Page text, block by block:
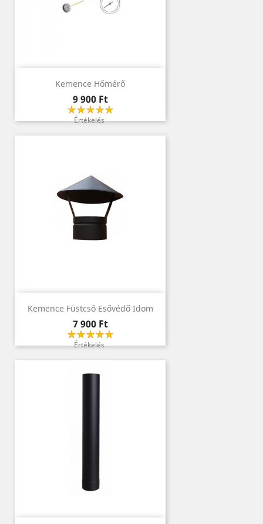
Kemence Hőmérő
Ár
9 900 Ft
Értékelés
Kemence Füstcső Esővédő Idom
Ár
7 900 Ft
Értékelés